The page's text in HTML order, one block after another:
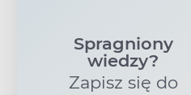
Spragniony
wiedzy?
Zapisz się do